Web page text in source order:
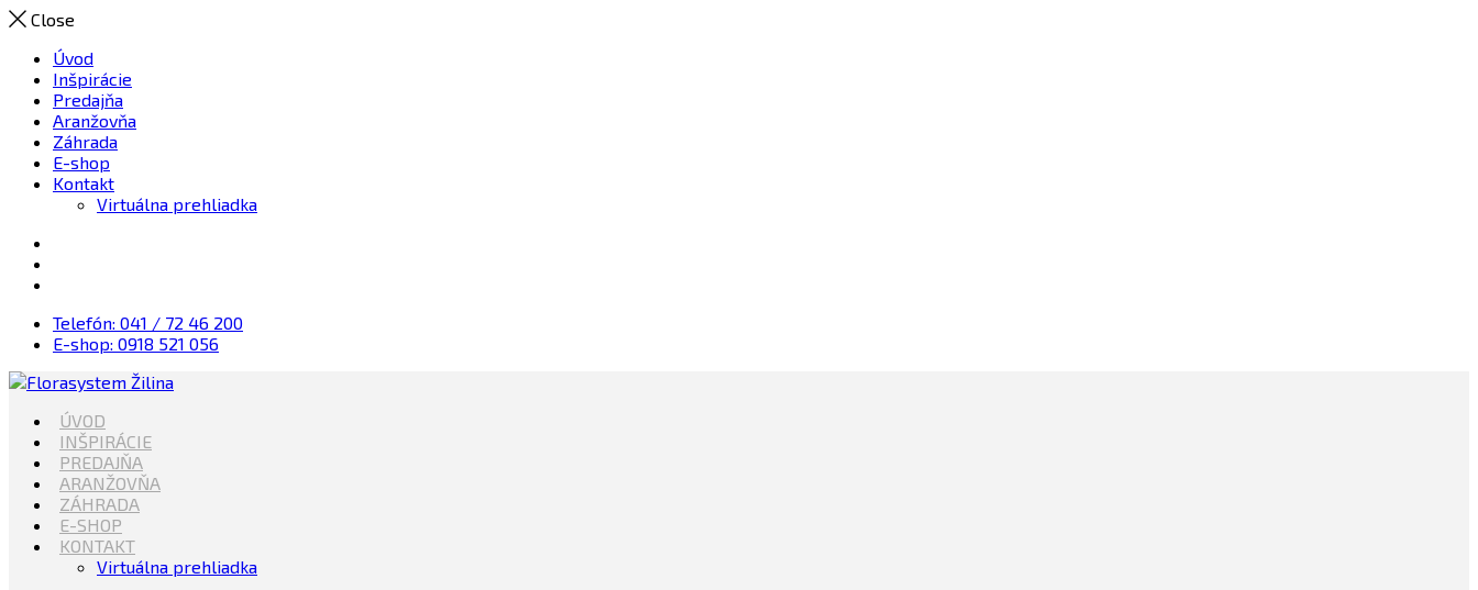
Close
Úvod
Inšpirácie
Predajňa
Aranžovňa
Záhrada
E-shop
Kontakt
Virtuálna prehliadka
Telefón: 041 / 72 46 200
E-shop: 0918 521 056
Florasystem Žilina
Kvety, Sviečky, dekorácie, Záhrada
ÚVOD
INŠPIRÁCIE
PREDAJŇA
ARANŽOVŇA
ZÁHRADA
E-SHOP
KONTAKT
Virtuálna prehliadka